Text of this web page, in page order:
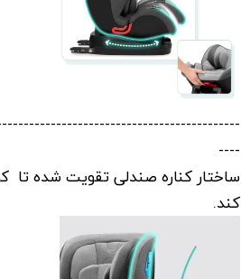
----
ساختار کناره صندلی تقویت شده تا
کند.